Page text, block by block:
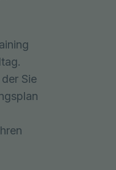
Sie